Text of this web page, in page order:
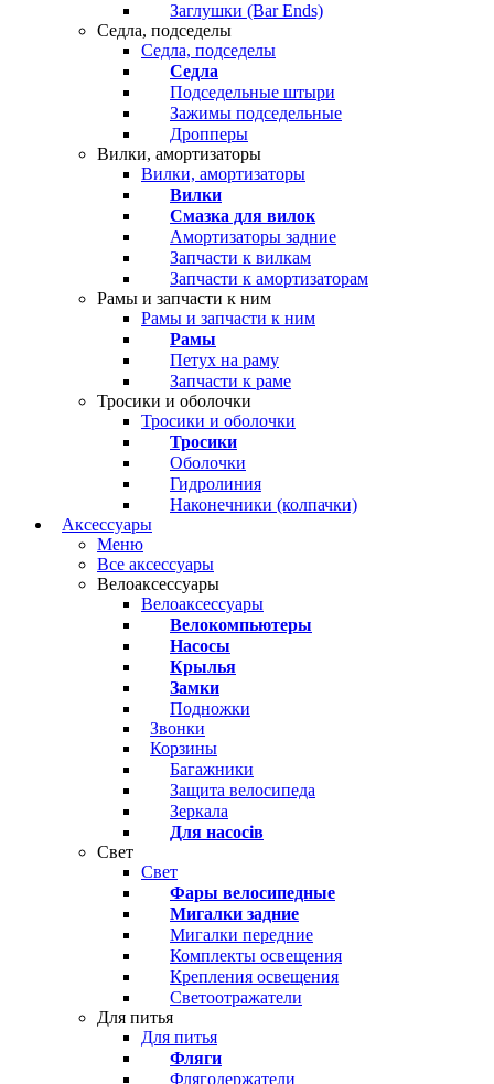
Заглушки (Bar Ends)
Седла, подседелы
Седла, подседелы
Седла
Подседельные штыри
Зажимы подседельные
Дропперы
Вилки, амортизаторы
Вилки, амортизаторы
Вилки
Смазка для вилок
Амортизаторы задние
Запчасти к вилкам
Запчасти к амортизаторам
Рамы и запчасти к ним
Рамы и запчасти к ним
Рамы
Петух на раму
Запчасти к раме
Тросики и оболочки
Тросики и оболочки
Тросики
Оболочки
Гидролиния
Наконечники (колпачки)
Аксессуары
Меню
Все аксессуары
Велоаксессуары
Велоаксессуары
Велокомпьютеры
Насосы
Крылья
Замки
Подножки
Звонки
Корзины
Багажники
Защита велосипеда
Зеркала
Для насосів
Свет
Свет
Фары велосипедные
Мигалки задние
Мигалки передние
Комплекты освещения
Крепления освещения
Светоотражатели
Для питья
Для питья
Фляги
Флягодержатели